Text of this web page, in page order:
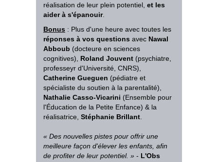
réalisation de leur plein potentiel, et les
aider à s'épanouir.
Bonus : Plus d'une heure avec toutes les
réponses à vos questions avec Nawal
Abboub (docteure en sciences
cognitives), Roland Jouvent (psychiatre,
professeyr d'Université, CNRS),
Catherine Gueguen (pédiatre et
spécialiste du soutien à la parentalité),
Nathalie Casso-Vicarini (Ensemble pour
l'Éducation de la Petite Enfance) & la
réalisatrice, Stéphanie Brillant.
« Des nouvelles pistes pour offrir une
meilleure façon d'élever les enfants, afin
de profiter de leur potentiel. » - L'Obs